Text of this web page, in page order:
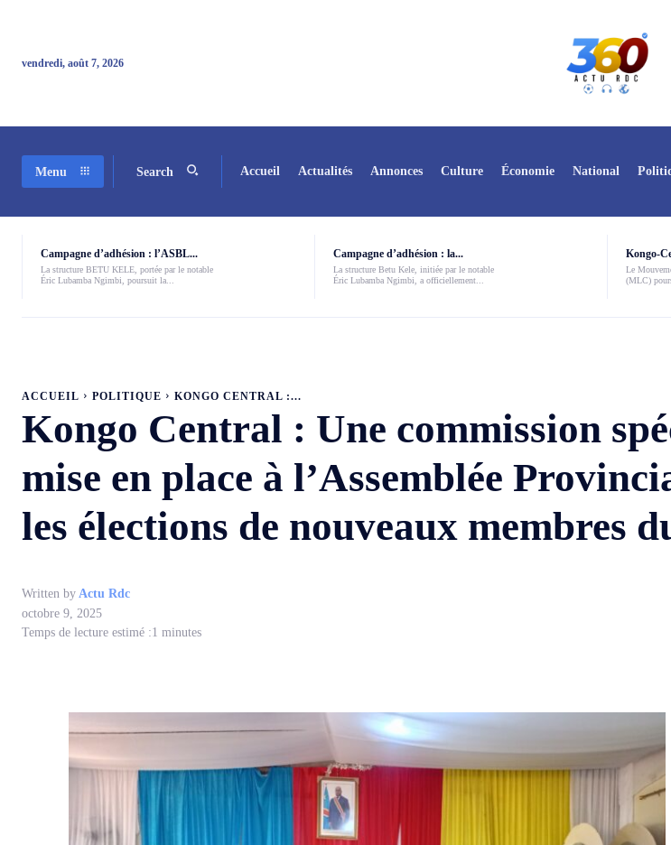
vendredi, août 7, 2026
Menu Search Accueil Actualités Annonces Culture Économie National
Campagne d’adhésion : l’ASBL...
La structure BETU KELE, portée par le notable
Éric Lubamba Ngimbi, poursuit la...
Campagne d’adhésion : la...
La structure Betu Kele, initiée par le notable
Éric Lubamba Ngimbi, a officiellement...
Kongo-
Le
(MLC)
ACCUEIL POLITIQUE KONGO CENTRAL :...
Kongo Central : Une commission
mise en place à l’Assemblée
les élections de nouveaux membres
Written by Actu Rdc
octobre 9, 2025
Temps de lecture estimé :1 minutes